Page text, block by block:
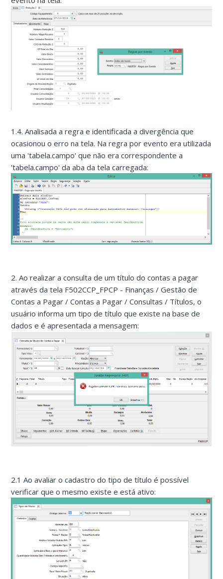
1.4. Analisada a regra e identificada a divergência que
ocasionou o erro na tela. Na regra por evento era utilizada
uma 'tabela.campo' que não era correspondente a
'tabela.campo' da aba da tela carregada:
2. Ao realizar a consulta de um título do contas a pagar
através da tela F502CCP_FPCP - Finanças / Gestão de
Contas a Pagar / Contas a Pagar / Consultas / Títulos, o
usuário informa um tipo de título que existe na base de
dados e é apresentada a mensagem:
2.1 Ao avaliar o cadastro do tipo de título é possível
verificar que o mesmo existe e está ativo: